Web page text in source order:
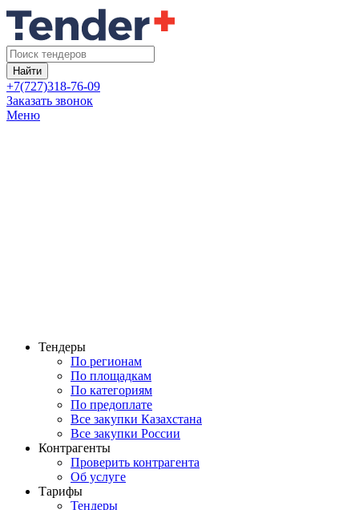
Найти
+7(727)318-76-09
Заказать звонок
Меню
Тендеры
По регионам
По площадкам
По категориям
По предоплате
Все закупки Казахстана
Все закупки России
Контрагенты
Проверить контрагента
Об услуге
Тарифы
Тендеры